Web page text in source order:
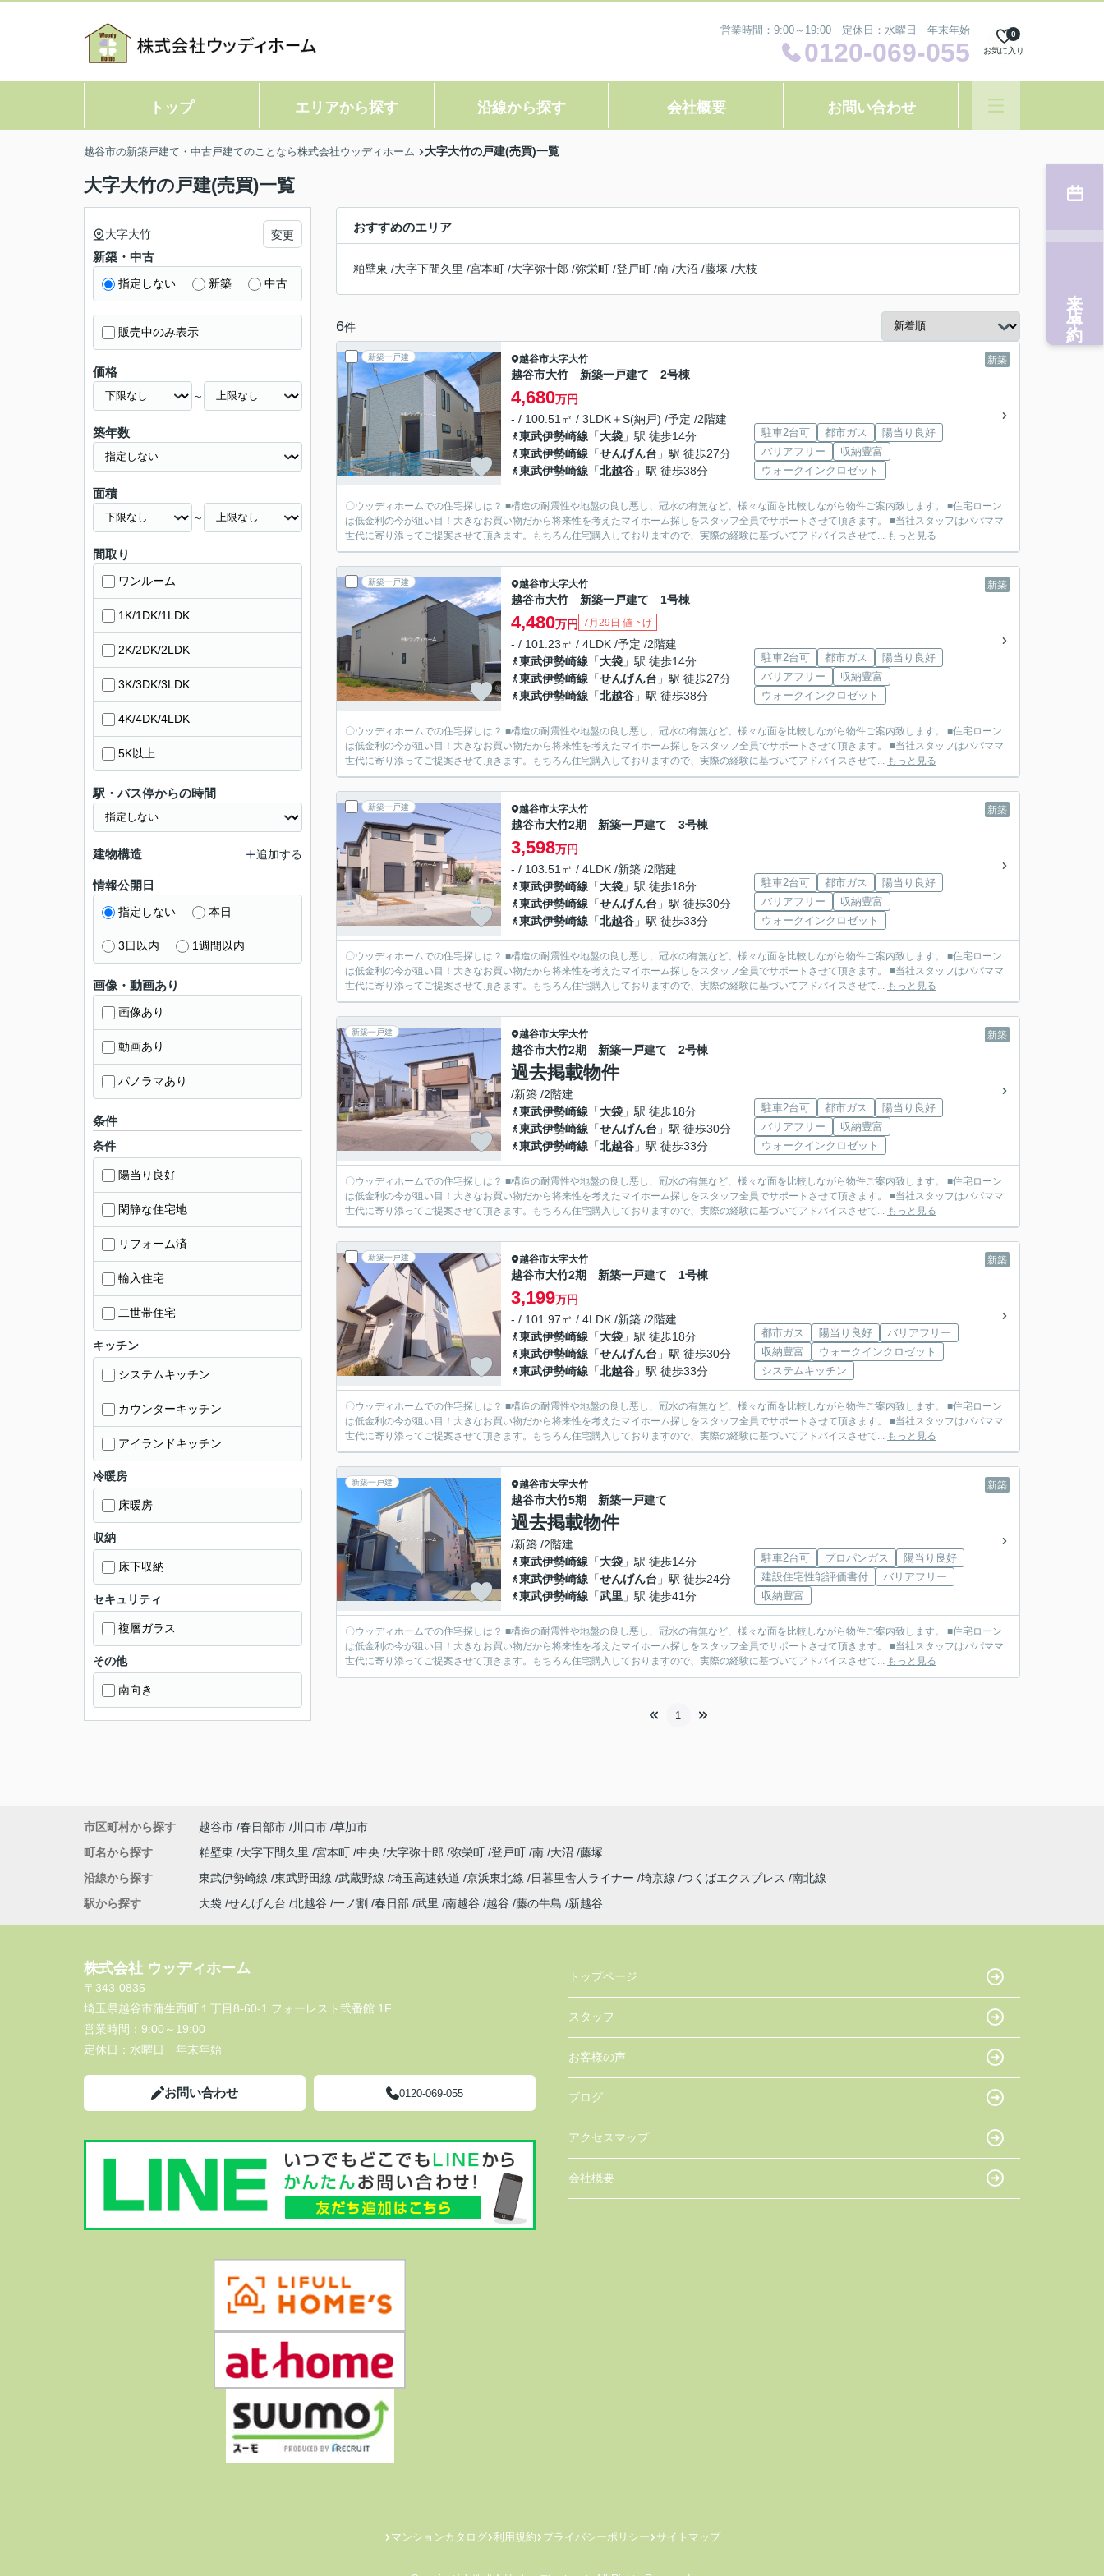
営業時間：9:00～19:00 定休日：水曜日 年末年始
0120-069-055 お気に入り
0
トップ エリアから探す 沿線から探す 会社概要 お問い合わせ
越谷市の新築戸建て・中古戸建てのことなら株式会社ウッディホーム 大字大竹の戸建(売買)一覧
大字大竹の戸建(売買)一覧
おすすめのエリア
粕壁東 /大字下間久里 /宮本町 /大字弥十郎 /弥栄町 /登戸町 /南 /大沼 /藤塚 /大枝
6件
新築一戸建 新築
越谷市大字大竹
越谷市大竹 新築一戸建て 2号棟
4,680万円
- / 100.51㎡ / 3LDK＋S(納戸) /予定 /2階建
東武伊勢崎線 「大袋 」駅 徒歩14分
東武伊勢崎線 「せんげん台 」駅 徒歩27分
東武伊勢崎線 「北越谷 」駅 徒歩38分
駐車2台可 都市ガス
陽当り良好
バリアフリー
収納豊富
ウォークインクロゼット
〇ウッディホームでの住宅探しは？ ■構造の耐震性や地盤の良し悪し、冠水の有無など、様々な面を比較しながら物件ご案内致します。 ■住宅ローン
は低金利の今が狙い目！大きなお買い物だから将来性を考えたマイホーム探しをスタッフ全員でサポートさせて頂きます。 ■当社スタッフはパパママ
世代に寄り添ってご提案させて頂きます。もちろん住宅購入しておりますので、実際の経験に基づいてアドバイスさせて... もっと見る
新築一戸建 新築
越谷市大字大竹
越谷市大竹 新築一戸建て 1号棟
4,480万円 7月29日 値下げ
- / 101.23㎡ / 4LDK /予定 /2階建
東武伊勢崎線 「大袋 」駅 徒歩14分
東武伊勢崎線 「せんげん台 」駅 徒歩27分
東武伊勢崎線 「北越谷 」駅 徒歩38分
駐車2台可 都市ガス
陽当り良好
バリアフリー
収納豊富
ウォークインクロゼット
〇ウッディホームでの住宅探しは？ ■構造の耐震性や地盤の良し悪し、冠水の有無など、様々な面を比較しながら物件ご案内致します。 ■住宅ローン
は低金利の今が狙い目！大きなお買い物だから将来性を考えたマイホーム探しをスタッフ全員でサポートさせて頂きます。 ■当社スタッフはパパママ
世代に寄り添ってご提案させて頂きます。もちろん住宅購入しておりますので、実際の経験に基づいてアドバイスさせて... もっと見る
新築一戸建 新築
越谷市大字大竹
越谷市大竹2期 新築一戸建て 3号棟
3,598万円
- / 103.51㎡ / 4LDK /新築 /2階建
東武伊勢崎線 「大袋 」駅 徒歩18分
東武伊勢崎線 「せんげん台 」駅 徒歩30分
東武伊勢崎線 「北越谷 」駅 徒歩33分
駐車2台可 都市ガス
陽当り良好
バリアフリー
収納豊富
ウォークインクロゼット
〇ウッディホームでの住宅探しは？ ■構造の耐震性や地盤の良し悪し、冠水の有無など、様々な面を比較しながら物件ご案内致します。 ■住宅ローン
は低金利の今が狙い目！大きなお買い物だから将来性を考えたマイホーム探しをスタッフ全員でサポートさせて頂きます。 ■当社スタッフはパパママ
世代に寄り添ってご提案させて頂きます。もちろん住宅購入しておりますので、実際の経験に基づいてアドバイスさせて... もっと見る
新築一戸建 新築
越谷市大字大竹
越谷市大竹2期 新築一戸建て 2号棟
過去掲載物件
/新築 /2階建
東武伊勢崎線 「大袋 」駅 徒歩18分
東武伊勢崎線 「せんげん台 」駅 徒歩30分
東武伊勢崎線 「北越谷 」駅 徒歩33分
駐車2台可 都市ガス
陽当り良好
バリアフリー
収納豊富
ウォークインクロゼット
〇ウッディホームでの住宅探しは？ ■構造の耐震性や地盤の良し悪し、冠水の有無など、様々な面を比較しながら物件ご案内致します。 ■住宅ローン
は低金利の今が狙い目！大きなお買い物だから将来性を考えたマイホーム探しをスタッフ全員でサポートさせて頂きます。 ■当社スタッフはパパママ
世代に寄り添ってご提案させて頂きます。もちろん住宅購入しておりますので、実際の経験に基づいてアドバイスさせて... もっと見る
新築一戸建 新築
越谷市大字大竹
越谷市大竹2期 新築一戸建て 1号棟
3,199万円
- / 101.97㎡ / 4LDK /新築 /2階建
東武伊勢崎線 「大袋 」駅 徒歩18分
東武伊勢崎線 「せんげん台 」駅 徒歩30分
東武伊勢崎線 「北越谷 」駅 徒歩33分
都市ガス 陽当り良好
バリアフリー
収納豊富
ウォークインクロゼット
システムキッチン
〇ウッディホームでの住宅探しは？ ■構造の耐震性や地盤の良し悪し、冠水の有無など、様々な面を比較しながら物件ご案内致します。 ■住宅ローン
は低金利の今が狙い目！大きなお買い物だから将来性を考えたマイホーム探しをスタッフ全員でサポートさせて頂きます。 ■当社スタッフはパパママ
世代に寄り添ってご提案させて頂きます。もちろん住宅購入しておりますので、実際の経験に基づいてアドバイスさせて... もっと見る
新築一戸建 新築
越谷市大字大竹
越谷市大竹5期 新築一戸建て
過去掲載物件
/新築 /2階建
東武伊勢崎線 「大袋 」駅 徒歩14分
東武伊勢崎線 「せんげん台 」駅 徒歩24分
東武伊勢崎線 「武里 」駅 徒歩41分
駐車2台可 プロパンガス
陽当り良好
建設住宅性能評価書付
バリアフリー
収納豊富
〇ウッディホームでの住宅探しは？ ■構造の耐震性や地盤の良し悪し、冠水の有無など、様々な面を比較しながら物件ご案内致します。 ■住宅ローン
は低金利の今が狙い目！大きなお買い物だから将来性を考えたマイホーム探しをスタッフ全員でサポートさせて頂きます。 ■当社スタッフはパパママ
世代に寄り添ってご提案させて頂きます。もちろん住宅購入しておりますので、実際の経験に基づいてアドバイスさせて... もっと見る
1
大字大竹 変更
新築・中古
指定しない 新築 中古
販売中のみ表示
価格
～
築年数
面積
～
間取り
ワンルーム
1K/1DK/1LDK
2K/2DK/2LDK
3K/3DK/3LDK
4K/4DK/4LDK
5K以上
駅・バス停からの時間
建物構造 追加する
情報公開日
指定しない 本日
3日以内 1週間以内
画像・動画あり
画像あり
動画あり
パノラマあり
条件
条件
陽当り良好
閑静な住宅地
リフォーム済
輸入住宅
二世帯住宅
キッチン
システムキッチン
カウンターキッチン
アイランドキッチン
冷暖房
床暖房
収納
床下収納
セキュリティ
複層ガラス
その他
南向き
来店予約
市区町村から探す 越谷市 春日部市 川口市 草加市
町名から探す
粕壁東 大字下間久里 宮本町 中央 大字弥十郎 弥栄町 登戸町 南 大沼 藤塚
沿線から探す
東武伊勢崎線 東武野田線 武蔵野線 埼玉高速鉄道 京浜東北線 日暮里舎人ライナー 埼京線 つくばエクスプレス
南北線
駅から探す
大袋 せんげん台 北越谷 一ノ割 春日部 武里 南越谷 越谷 藤の牛島 新越谷
株式会社 ウッディホーム
〒343-0835
埼玉県越谷市蒲生西町１丁目8-60-1 フォーレスト弐番館 1F
営業時間： 9:00～19:00
定休日： 水曜日 年末年始
お問い合わせ 0120-069-055
トップページ
スタッフ
お客様の声
ブログ
アクセスマップ
会社概要
マンションカタログ 利用規約 プライバシーポリシー サイトマップ